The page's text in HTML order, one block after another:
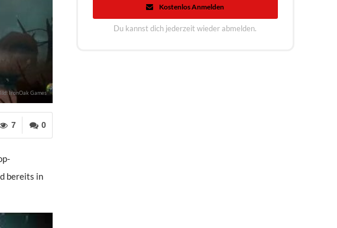
IronOak Games
0
7
bereits in
Kostenlos Anmelden
Du kannst dich jederzeit wieder abmelden.